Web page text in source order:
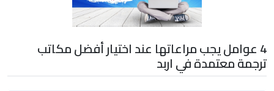
4 عوامل يجب مراعاتها عند اختيار أفضل مكاتب
ترجمة معتمدة في اربد